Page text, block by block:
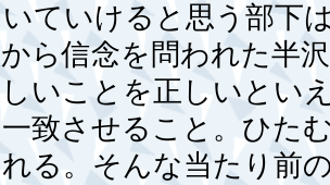
ていけると思う部下
ら信念を問われた半
しいことを正しいとい
致させること。ひた
る。そんな当たり前